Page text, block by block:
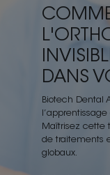
DANS
Biotech Dental
Maîtrisez cette
de traitements
globaux.